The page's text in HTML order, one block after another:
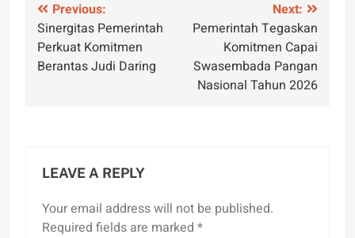
Post
navigation
Previous:
Sinergitas Pemerintah
Perkuat Komitmen
Berantas Judi Daring
Next:
Pemerintah Tegaskan
Komitmen Capai
Swasembada Pangan
Nasional Tahun 2026
LEAVE A REPLY
Your email address will not be published.
Required fields are marked *